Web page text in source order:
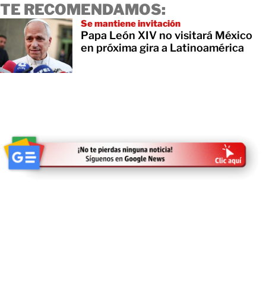
TE RECOMENDAMOS:
Se mantiene invitación
Papa León XIV no visitará México
en próxima gira a Latinoamérica